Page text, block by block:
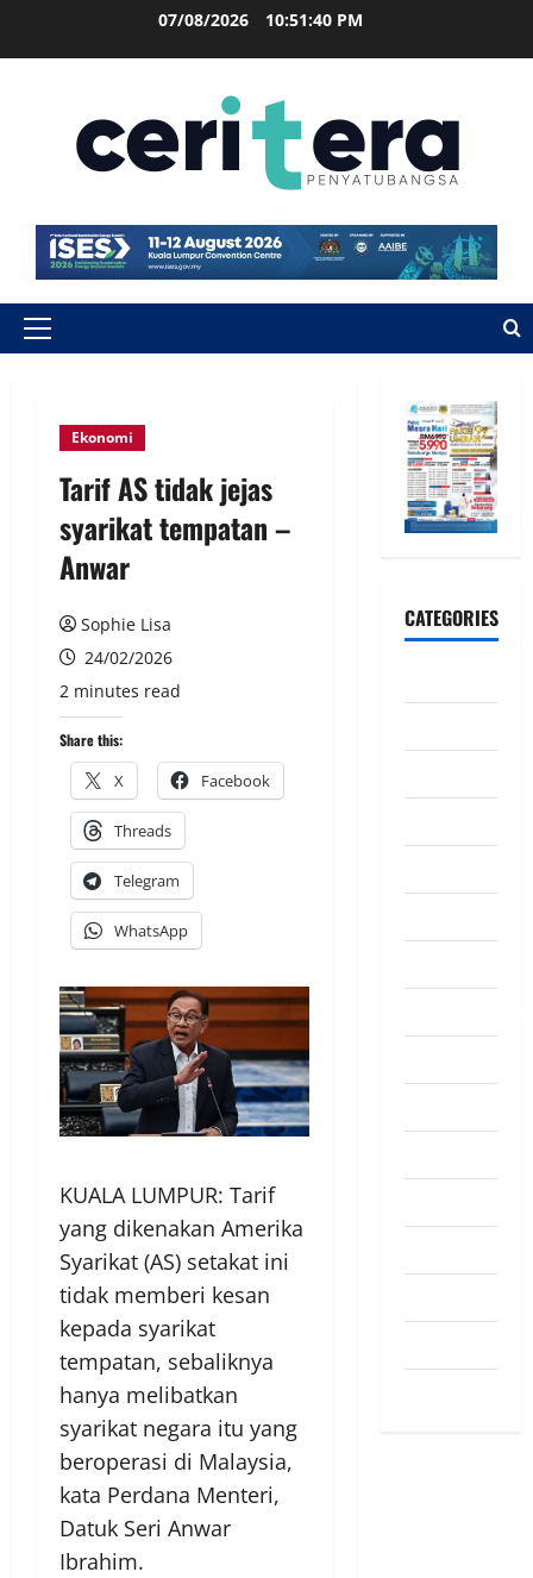
07/08/2026 10:51:41 PM
Ekonomi
Tarif AS tidak jejas
syarikat tempatan –
Anwar
Sophie Lisa
24/02/2026
2 minutes read
Share this:
X Facebook
Threads
Telegram
WhatsApp
KUALA LUMPUR: Tarif
yang dikenakan Amerika
Syarikat (AS) setakat ini
tidak memberi kesan
kepada syarikat
tempatan, sebaliknya
hanya melibatkan
syarikat negara itu yang
beroperasi di Malaysia,
kata Perdana Menteri,
Datuk Seri Anwar
Ibrahim.
CATEGORIES